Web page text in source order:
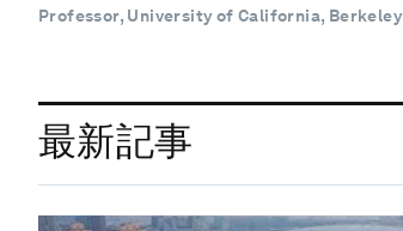
Professor, University of California, Berkeley
最新記事